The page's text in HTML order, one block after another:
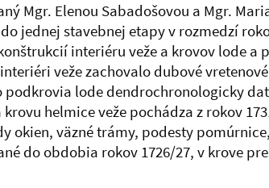
Mgr. Elenou Sabadošovou a Mgr.
jednej stavebnej etapy v rozmedzí
interiéru veže a krovov lode a
veže zachovalo dubové
podkrovia lode dendrochronologicky
helmice veže pochádza z rokov
okien, väzné trámy, podesty
do obdobia rokov 1726/27, v krove